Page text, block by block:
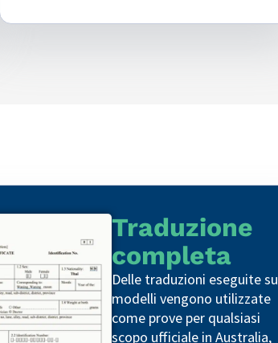
Traduzione
completa
Delle traduzioni eseguite su
modelli vengono utilizzate
come prove per qualsiasi
scopo ufficiale in Australia,